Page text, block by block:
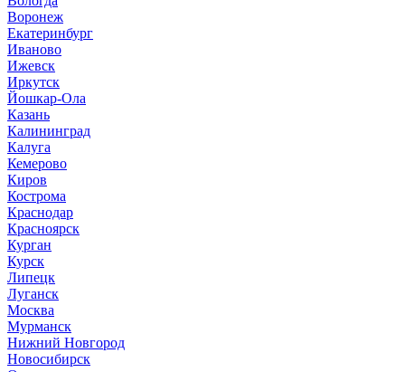
Воронеж
Екатеринбург
Иваново
Ижевск
Иркутск
Йошкар-Ола
Казань
Калининград
Калуга
Кемерово
Киров
Кострома
Краснодар
Красноярск
Курган
Курск
Липецк
Луганск
Москва
Мурманск
Нижний Новгород
Новосибирск